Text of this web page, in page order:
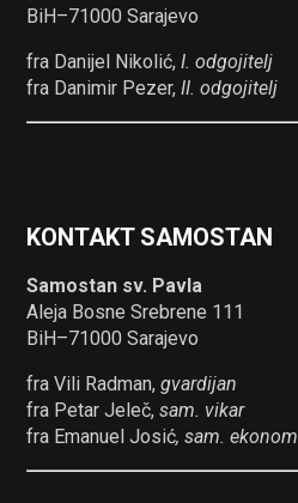
BiH–71000 Sarajevo
fra Danijel Nikolić,I. odgojitelj
fra Danimir Pezer,II. odgojitelj
KONTAKT SAMOSTAN
Samostan sv. Pavla
Aleja Bosne Srebrene 111
BiH–71000 Sarajevo
fra Vili Radman,gvardijan
fra Petar Jeleč,sam. vikar
fra Emanuel Josić, sam. ekonom